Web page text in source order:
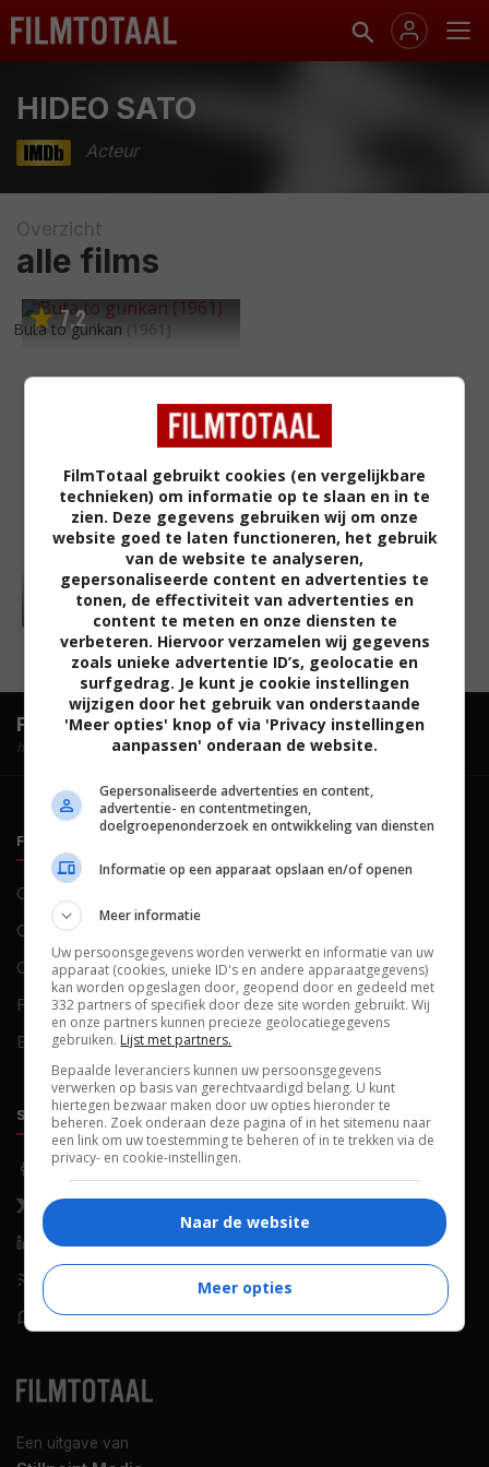
HIDEO SATO
Acteur
Overzicht
alle films
7,2
Buta to gunkan (1961)
FilmTotaal.Hét online filmoverzicht.
hosted by
Een uitgave van
FILMTOTAAL
Contact
Over ons
Colofon
FAQ
Blog
Cookies
Cookievoorkeuren
SOCIALS
Facebook
X (Twitter)
LinkedIn
RSS-feed
WhatsApp
ONTDEKKEN
Nieuws
Netflix
Films op tv
Bioscoop
FilmTotaal gebruikt cookies (en vergelijkbare
technieken) om informatie op te slaan en in te
zien. Deze gegevens gebruiken wij om onze
website goed te laten functioneren, het gebruik
van de website te analyseren,
gepersonaliseerde content en advertenties te
tonen, de effectiviteit van advertenties en
content te meten en onze diensten te
verbeteren. Hiervoor verzamelen wij gegevens
zoals unieke advertentie ID’s, geolocatie en
surfgedrag. Je kunt je cookie instellingen
wijzigen door het gebruik van onderstaande
'Meer opties' knop of via 'Privacy instellingen
aanpassen' onderaan de website.
Gepersonaliseerde advertenties en content,
advertentie- en contentmetingen,
doelgroepenonderzoek en ontwikkeling van diensten
Informatie op een apparaat opslaan en/of openen
Meer informatie
Uw persoonsgegevens worden verwerkt en informatie van uw
apparaat (cookies, unieke ID's en andere apparaatgegevens)
kan worden opgeslagen door, geopend door en gedeeld met
332 partners of specifiek door deze site worden gebruikt. Wij
en onze partners kunnen precieze geolocatiegegevens
gebruiken. Lijst met partners.
Bepaalde leveranciers kunnen uw persoonsgegevens
verwerken op basis van gerechtvaardigd belang. U kunt
hiertegen bezwaar maken door uw opties hieronder te
beheren. Zoek onderaan deze pagina of in het sitemenu naar
een link om uw toestemming te beheren of in te trekken via de
privacy- en cookie-instellingen.
Naar de website
Meer opties